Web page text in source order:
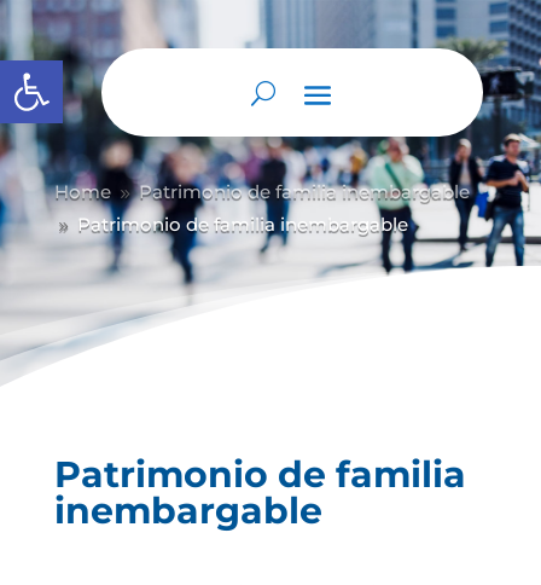
Abrir barra de herramientas
Home 9 Patrimonio de familia inembargable
9 Patrimonio de familia inembargable
Patrimonio de familia
inembargable